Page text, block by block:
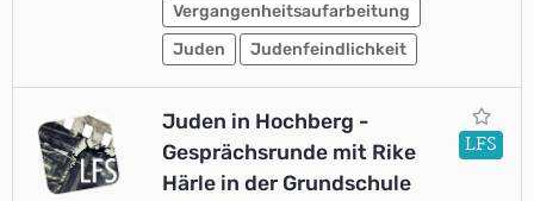
Vergangenheitsaufarbeitung
Juden
Judenfeindlichkeit
Juden in Hochberg -
Gesprächsrunde mit Rike
Härle in der Grundschule
LFS